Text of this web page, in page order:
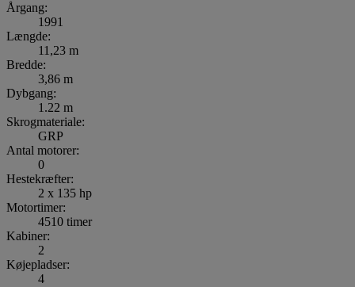
Årgang:
1991
Længde:
11,23 m
Bredde:
3,86 m
Dybgang:
1.22 m
Skrogmateriale:
GRP
Antal motorer:
0
Hestekræfter:
2 x 135 hp
Motortimer:
4510 timer
Kabiner:
2
Køjepladser:
4